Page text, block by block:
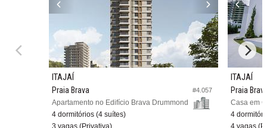
#4.057
ITAJAÍ
Praia Brava
Apartamento no Edifício Brava Drummond
4 dormitórios (4 suítes)
3 vagas (Privativa)
ITAJAÍ
Praia
Casa em
4
4 vagas